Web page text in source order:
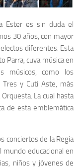
Ester es sin duda el
30 años, con mayor
diferentes. Esta
Parra, cuya música en
músicos, como los
Tres y Cuti Aste, más
La cual hasta
de esta emblemática
conciertos de la Regia
mundo educacional en
niños y jóvenes de